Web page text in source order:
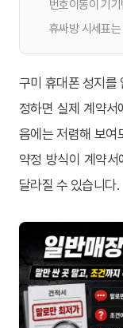
번호이동이 기
휴싸방 시세표
구미 휴대폰 성지를
정하면 실제 계약서
음에는 저렴해 보여
약정 방식이 계약서
달라질 수 있습니다.